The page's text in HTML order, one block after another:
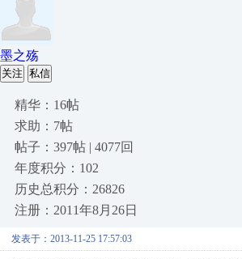
墨之殇
关注 私信
精华：16帖
求助：7帖
帖子：397帖 | 4077回
年度积分：102
历史总积分：26826
注册：2011年8月26日
发表于：2013-11-25 17:57:03